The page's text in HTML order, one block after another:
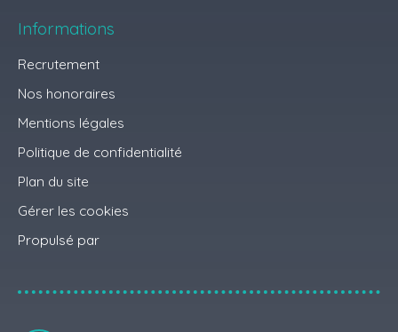
Informations
Recrutement
Nos honoraires
Mentions légales
Politique de confidentialité
Plan du site
Gérer les cookies
Propulsé par